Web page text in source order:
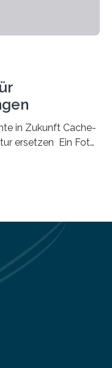
in Zukunft Cache-
ersetzen Ein Foto,
Cloud-
was 200
Dieser
und
Wege zur
erforschen. Neuer